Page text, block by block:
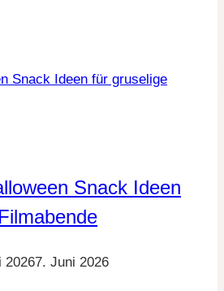
Snack Ideen
20267. Juni 2026